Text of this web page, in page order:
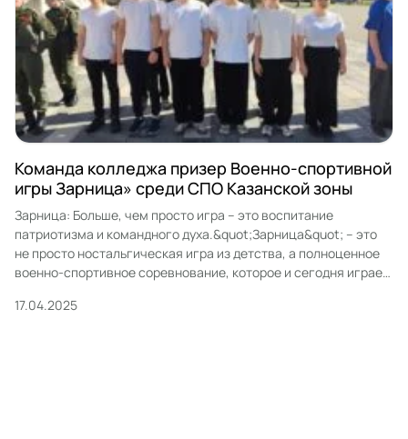
Команда колледжа призер Военно-спортивной
игры Зарница» среди СПО Казанской зоны
Зарница: Больше, чем просто игра – это воспитание
патриотизма и командного духа.&quot;Зарница&quot; – это
не просто ностальгическая игра из детства, а полноценное
военно-спортивное соревнование, которое и сегодня играет
конкурс объединяет в себе физическую подготовку, знания
17.04.2025